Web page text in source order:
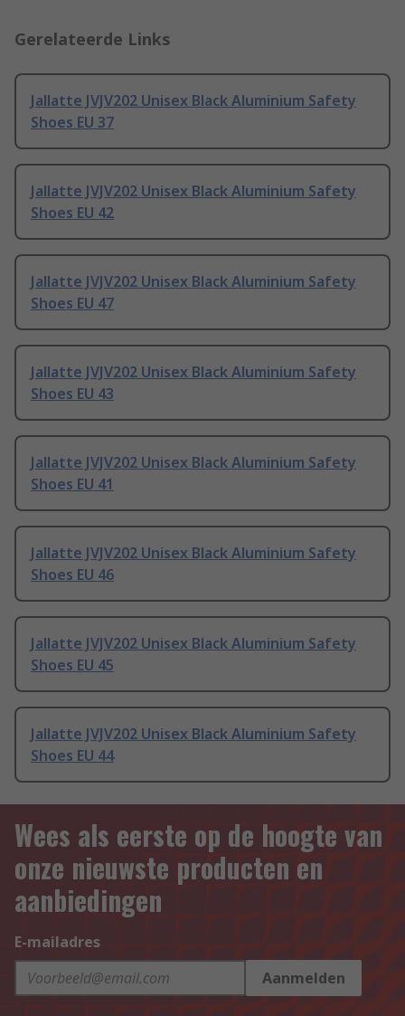
Gerelateerde Links
Jallatte JVJV202 Unisex Black Aluminium Safety
Shoes EU 37
Jallatte JVJV202 Unisex Black Aluminium Safety
Shoes EU 42
Jallatte JVJV202 Unisex Black Aluminium Safety
Shoes EU 47
Jallatte JVJV202 Unisex Black Aluminium Safety
Shoes EU 43
Jallatte JVJV202 Unisex Black Aluminium Safety
Shoes EU 41
Jallatte JVJV202 Unisex Black Aluminium Safety
Shoes EU 46
Jallatte JVJV202 Unisex Black Aluminium Safety
Shoes EU 45
Jallatte JVJV202 Unisex Black Aluminium Safety
Shoes EU 44
Wees als eerste op de hoogte van
onze nieuwste producten en
aanbiedingen
E-mailadres
Aanmelden